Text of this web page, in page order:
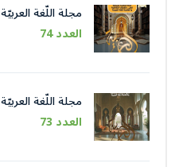
مجلة اللّغة العربيّة
العدد 74
مجلة اللّغة العربيّة
العدد 73